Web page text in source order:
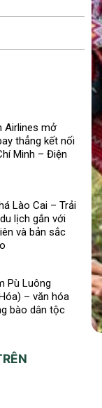
Airlines mở
thẳng kết nối
Minh – Điện
Lào Cai – Trải
lịch gắn với
và bản sắc
Pù Luông
– văn hóa
bào dân tộc